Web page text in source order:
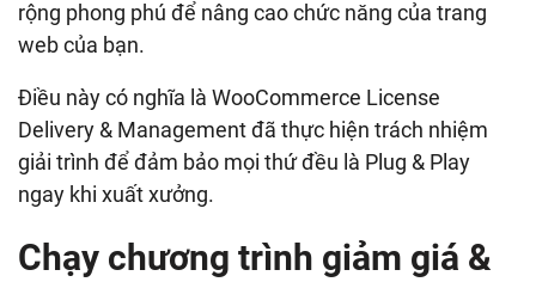
rộng phong phú để nâng cao chức năng của trang
web của bạn.
Điều này có nghĩa là WooCommerce License
Delivery & Management đã thực hiện trách nhiệm
giải trình để đảm bảo mọi thứ đều là Plug & Play
ngay khi xuất xưởng.
Chạy chương trình giảm giá &